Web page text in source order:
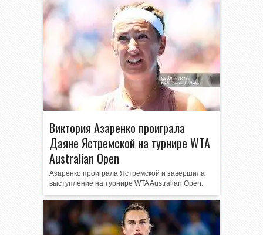
Виктория Азаренко проиграла
Даяне Ястремской на турнире WTA
Australian Open
Азаренко проиграла Ястремской и завершила
выступление на турнире WTA Australian Open.